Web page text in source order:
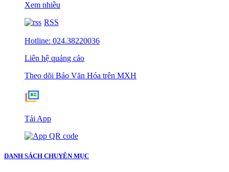
Xem nhiều
RSS
Hotline: 024.38220036
Liên hệ quảng cáo
Theo dõi Báo Văn Hóa trên MXH
Tải App
DANH SÁCH CHUYÊN MỤC